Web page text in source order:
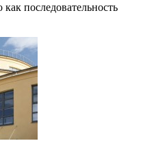
последовательность